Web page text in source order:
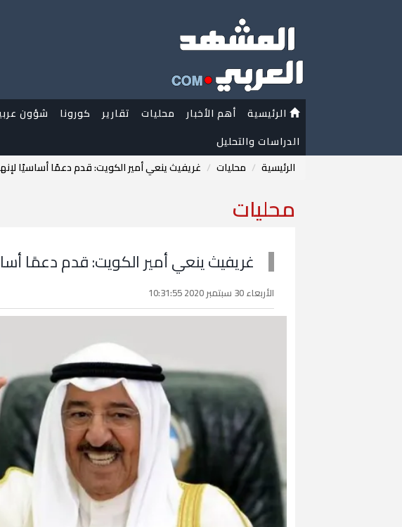
الرئيسية أهم الأخبار محليات تقارير كورونا شؤون
الدراسات والتحليل
الرئيسية
محليات غريفيث ينعي أمير الكويت: قدم دعمًا أساسيًا
محليات
غريفيث ينعي أمير الكويت: قدم دعمًا
الأربعاء 30 سبتمبر 2020 10:31:55